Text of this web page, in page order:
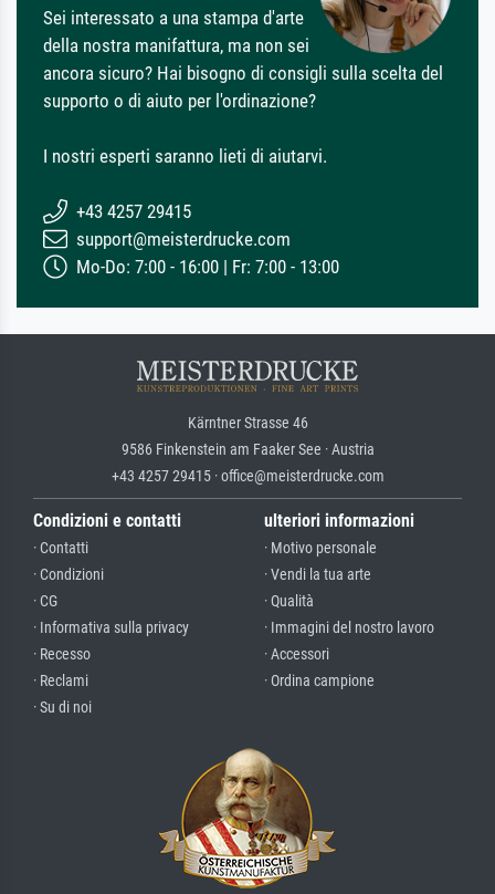
Sei interessato a una stampa d'arte
della nostra manifattura, ma non sei
ancora sicuro? Hai bisogno di consigli sulla scelta del
supporto o di aiuto per l'ordinazione?
I nostri esperti saranno lieti di aiutarvi.
+43 4257 29415
support@meisterdrucke.com
Mo-Do: 7:00 - 16:00 | Fr: 7:00 - 13:00
Kärntner Strasse 46
9586 Finkenstein am Faaker See · Austria
+43 4257 29415 · office@meisterdrucke.com
Condizioni e contatti
· Contatti
· Condizioni
· CG
· Informativa sulla privacy
· Recesso
· Reclami
· Su di noi
ulteriori informazioni
· Motivo personale
· Vendi la tua arte
· Qualità
· Immagini del nostro lavoro
· Accessori
· Ordina campione